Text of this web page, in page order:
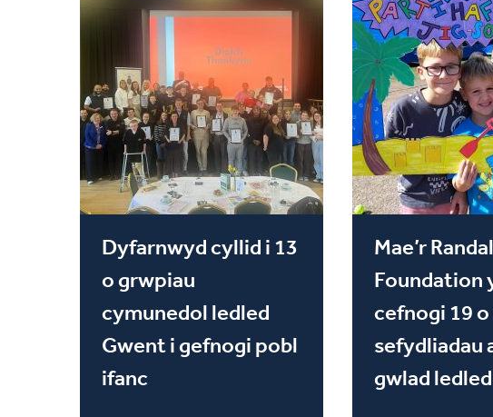
Dyfarnwyd cyllid i 13
o grwpiau
cymunedol ledled
Gwent i gefnogi pobl
ifanc
Mae’r Randal
Foundation
cefnogi 19 o
sefydliadau
gwlad